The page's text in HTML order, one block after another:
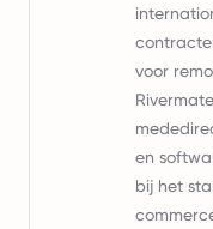
voor
en
bij het